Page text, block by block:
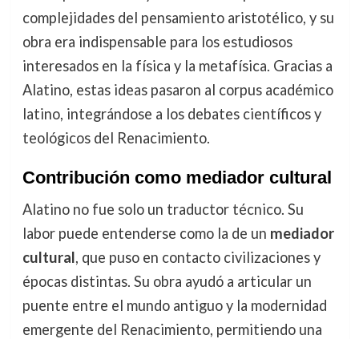
complejidades del pensamiento aristotélico, y su
obra era indispensable para los estudiosos
interesados en la física y la metafísica. Gracias a
Alatino, estas ideas pasaron al corpus académico
latino, integrándose a los debates científicos y
teológicos del Renacimiento.
Contribución como mediador cultural
Alatino no fue solo un traductor técnico. Su
labor puede entenderse como la de un mediador
cultural, que puso en contacto civilizaciones y
épocas distintas. Su obra ayudó a articular un
puente entre el mundo antiguo y la modernidad
emergente del Renacimiento, permitiendo una